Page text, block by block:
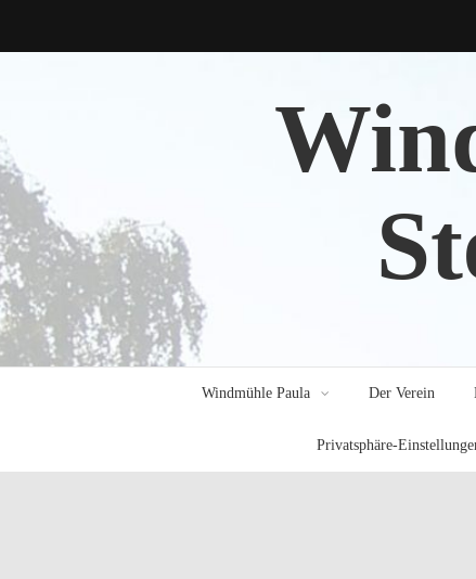
Windmühle Paula Der Verein
Privatsphäre-